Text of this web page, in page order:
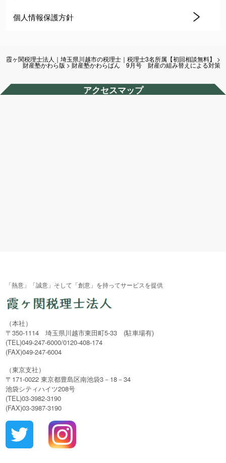
個人情報保護方針
霞ヶ関税理士法人｜埼玉県川越市の税理士｜税理士3名所属【初回相談無料】 >
財産塾かわら版>財産塾かわらばん 9月号 財産の組み替えによる対策
アクセスマップ
「熱意」「誠意」そして「創意」を持ってサービスを提供
（本社）
〒350-1114 埼玉県川越市東田町5-33 (駐車場有)
(TEL)049-247-6000/0120-408-174
(FAX)049-247-6004
（東京支社）
〒171-0022 東京都豊島区南池袋3－18－34
池袋シティハイツ208号
(TEL)03-3982-3190
(FAX)03-3987-3190